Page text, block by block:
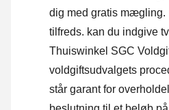
dig med gratis mægling.
tilfreds. kan du indgive
Thuiswinkel SGC
voldgiftsudvalgets
står garant for